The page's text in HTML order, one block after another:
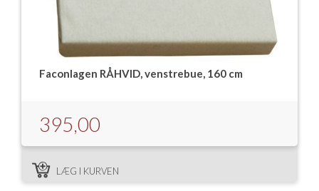
Isabella Opstillingsvejledninger
GPDR - Optagelse af foto og video
GPDR - KG Camping Kundeklub
Faconlagen RÅHVID, venstrebue, 160 cm
395,00
LÆG I KURVEN